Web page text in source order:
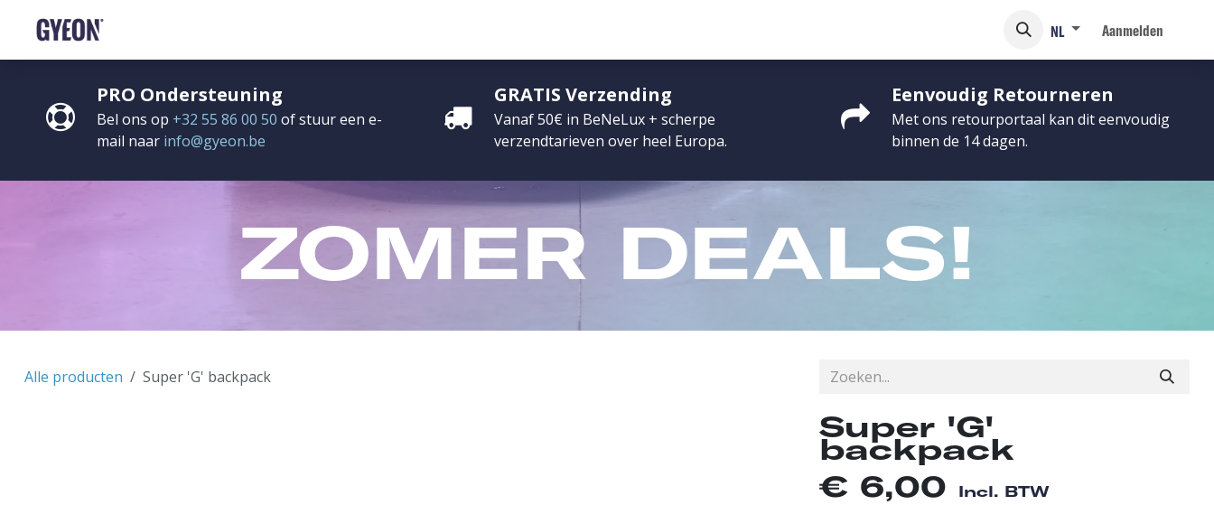
NL Aanmelden
PRO Ondersteuning
Bel ons op +32 55 86 00 50 of stuur een e-
mail naar info@gyeon.be
GRATIS Verzending
Vanaf 50€ in BeNeLux + scherpe
verzendtarieven over heel Europa.
Eenvoudig Retourneren
Met ons retourportaal kan dit eenvoudig
binnen de 14 dagen.
ZOMER DEALS!
Alle producten Super 'G' backpack
Super 'G'
backpack
€ 6,00 Incl. BTW